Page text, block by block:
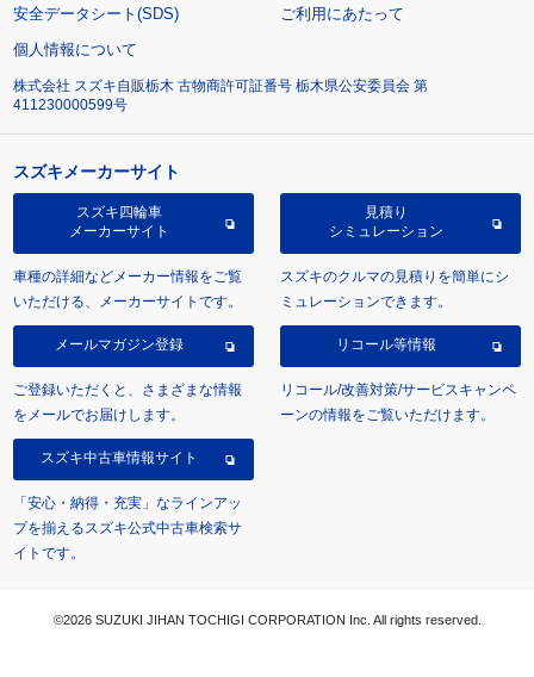
安全データシート(SDS)
ご利用にあたって
個人情報について
株式会社 スズキ自販栃木 古物商許可証番号 栃木県公安委員会 第
411230000599号
スズキメーカーサイト
スズキ四輪車
メーカーサイト
車種の詳細などメーカー情報をご覧
いただける、メーカーサイトです。
見積り
シミュレーション
スズキのクルマの見積りを簡単にシ
ミュレーションできます。
メールマガジン登録
ご登録いただくと、さまざまな情報
をメールでお届けします。
リコール等情報
リコール/改善対策/サービスキャンペ
ーンの情報をご覧いただけます。
スズキ中古車情報サイト
「安心・納得・充実」なラインアッ
プを揃えるスズキ公式中古車検索サ
イトです。
©2026 SUZUKI JIHAN TOCHIGI CORPORATION Inc. All rights reserved.